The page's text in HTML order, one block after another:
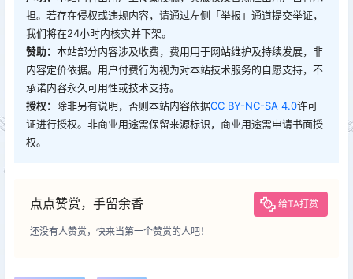
担。若存在侵权或违规内容，请通过左侧「举报」通道提交举证，
我们将在24小时内核实并下架。
赞助： 本站部分内容涉及收费，费用用于网站维护及持续发展，非
内容定价依据。用户付费行为视为对本站技术服务的自愿支持，不
承诺内容永久可用性或技术支持。
授权： 除非另有说明，否则本站内容依据CC BY-NC-SA 4.0许可
证进行授权。非商业用途需保留来源标识，商业用途需申请书面授
权。
点点赞赏，手留余香 给TA打赏
还没有人赞赏，快来当第一个赞赏的人吧！